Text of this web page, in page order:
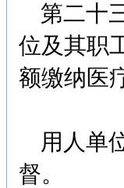
第二十
位及其职
额缴纳医
用人单
督。